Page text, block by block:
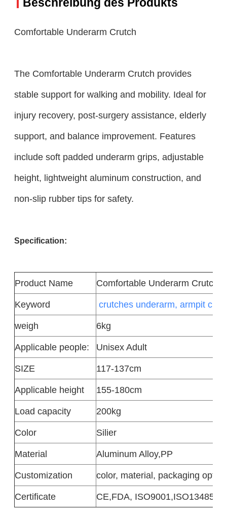
Comfortable Underarm Crutch
The Comfortable Underarm Crutch provides
stable support for walking and mobility. Ideal for
injury recovery, post-surgery assistance, elderly
support, and balance improvement. Features
include soft padded underarm grips, adjustable
height, lightweight aluminum construction, and
non-slip rubber tips for safety.
Specification:
Product Name
Comfortable Underarm Crutch
Keyword
crutches underarm, armpit
weigh
6kg
Applicable people:
Unisex Adult
SIZE
117-137cm
Applicable height
155-180cm
Load capacity
200kg
Color
Silier
Material
Aluminum Alloy,PP
Customization
color, material, packaging
Certificate
CE,FDA, ISO9001,ISO13485